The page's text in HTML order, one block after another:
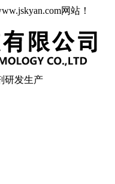
网站！
研发生产